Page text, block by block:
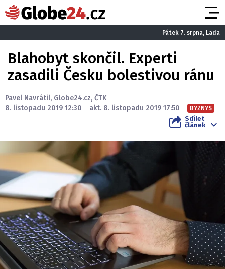
Pátek 7. srpna, Lada
Blahobyt skončil. Experti
zasadili Česku bolestivou ránu
Pavel Navrátil, Globe24.cz, ČTK
8. listopadu 2019 12:30
akt. 8. listopadu 2019 17:50 BYZNYS
Sdílet
článek